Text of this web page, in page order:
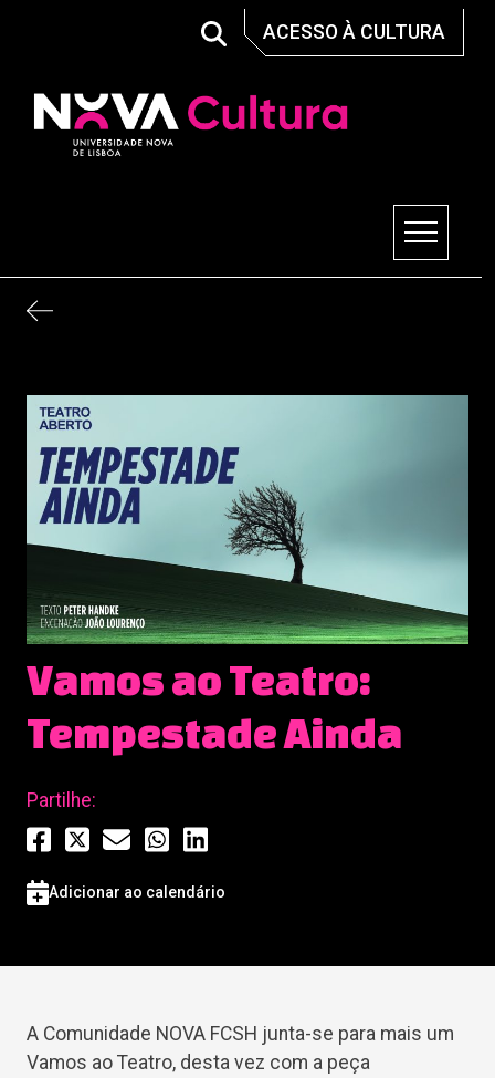
ACESSO À CULTURA
Vamos ao Teatro:
Tempestade Ainda
Partilhe:
Adicionar ao calendário
A Comunidade NOVA FCSH junta-se para mais um
Vamos ao Teatro, desta vez com a peça